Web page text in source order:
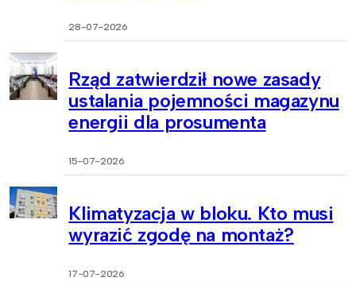
28-07-2026
Rząd zatwierdził nowe zasady
ustalania pojemności magazynu
energii dla prosumenta
15-07-2026
Klimatyzacja w bloku. Kto musi
wyrazić zgodę na montaż?
17-07-2026